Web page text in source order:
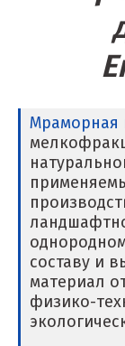
Саратов
Сатка
Сергиев
Мраморная
составу и
материал
физико-